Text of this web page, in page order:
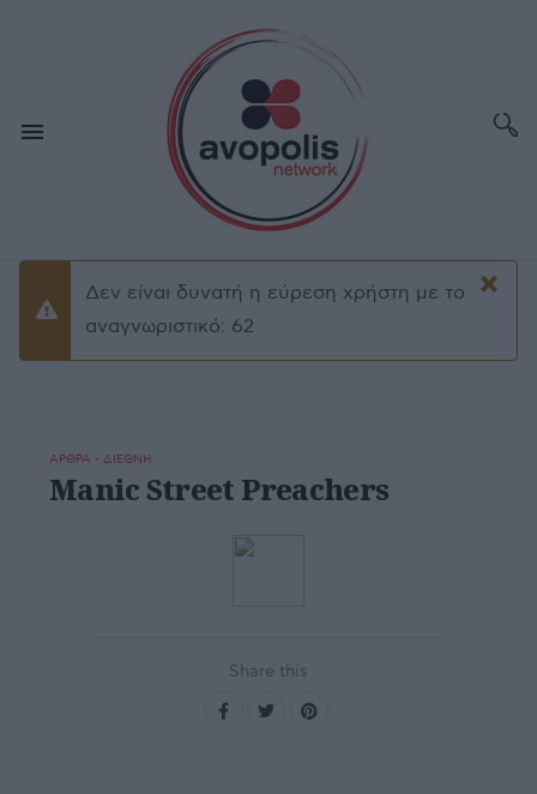
×
Προειδοποίσηση
Δεν είναι δυνατή η εύρεση χρήστη με το
αναγνωριστικό: 62
ΑΡΘΡΑ - ΔΙΕΘΝΗ
Manic Street Preachers
Share this